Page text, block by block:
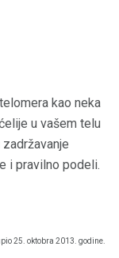
kao neka
u vašem telu
i pravilno podeli.
25. oktobra 2013. godine.